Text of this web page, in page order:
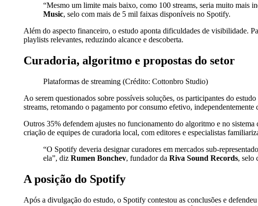
“Mesmo um limite mais baixo, como 100 streams, seria muito mais
Music, selo com mais de 5 mil faixas disponíveis no Spotify.
Além do aspecto financeiro, o estudo aponta dificuldades de visibilidade.
playlists relevantes, reduzindo alcance e descoberta.
Curadoria, algoritmo e propostas do setor
Plataformas de streaming (Crédito: Cottonbro Studio)
Ao serem questionados sobre possíveis soluções, os participantes do
streams, retomando o pagamento por consumo efetivo, independentemente
Outros 35% defendem ajustes no funcionamento do algoritmo e no
criação de equipes de curadoria local, com editores e especialistas
“O Spotify deveria designar curadores em mercados sub-
ela”, diz Rumen Bonchev, fundador da Riva Sound Records, selo
A posição do Spotify
Após a divulgação do estudo, o Spotify contestou as conclusões e